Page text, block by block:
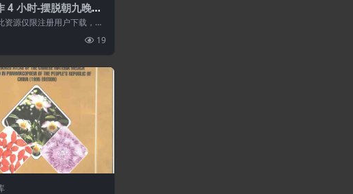
4 小时-摆脱朝九晚五
时随地生活,加入新富
和更新).PDF
资源仅限注册用户下载，请
提醒:本网站不保证所有资源
19